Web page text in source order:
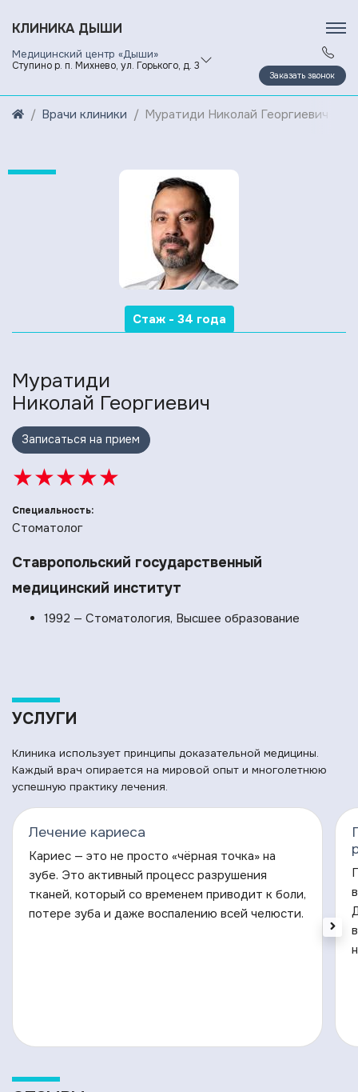
КЛИНИКА ДЫШИ
Медицинский центр «Дыши»
Ступино р. п. Михнево, ул. Горького, д. 3
Заказать звонок
Врачи клиники Муратиди Николай Георгиевич
Стаж - 34 года
Муратиди
Николай Георгиевич
Записаться на прием
★★★★★
Специальность:
Стоматолог
Ставропольский государственный
медицинский институт
1992 — Стоматология, Высшее образование
УСЛУГИ
Клиника использует принципы доказательной медицины.
Каждый врач опирается на мировой опыт и многолетнюю
успешную практику лечения.
Лечение кариеса
Кариес — это не просто «чёрная точка» на
зубе. Это активный процесс разрушения
тканей, который со временем приводит к боли,
потере зуба и даже воспалению всей челюсти.